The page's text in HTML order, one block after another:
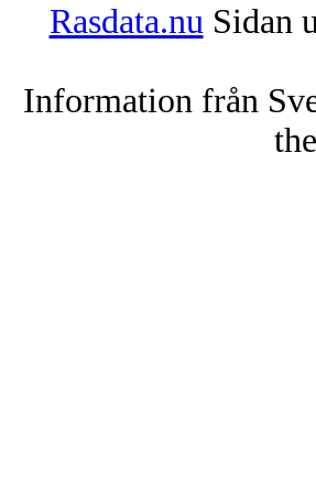
Rasdata.nu Sidan
Information från